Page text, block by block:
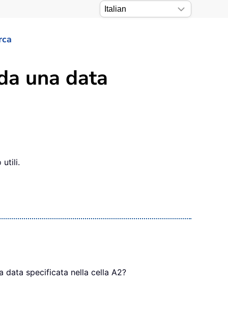
una data
utili.
data specificata nella cella A2?